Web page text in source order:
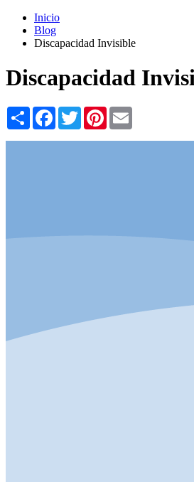
Inicio
Blog
Discapacidad Invisible
Discapacidad
Share Facebook
TwitterPinterest